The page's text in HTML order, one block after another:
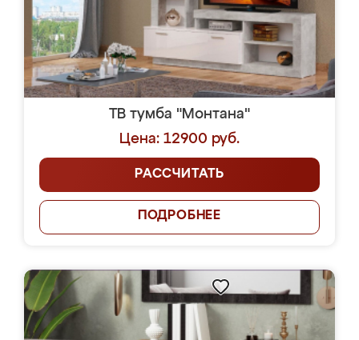
ТВ тумба "Монтана"
Цена: 12900 руб.
РАССЧИТАТЬ
ПОДРОБНЕЕ